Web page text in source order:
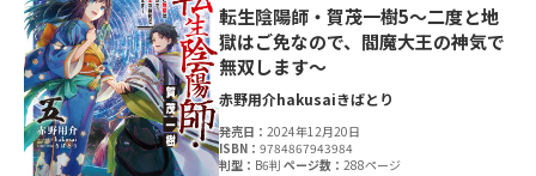
転生陰陽師・賀茂一樹5～二度と地
獄はご免なので、閻魔大王の神気で
無双します～
赤野用介hakusaiきばとり
発売日：2024年12月20日
ISBN：9784867943984
判型： B6判ページ数：288ページ